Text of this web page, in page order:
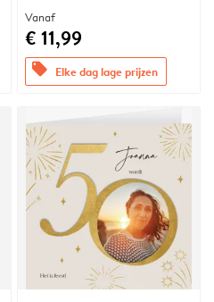
Vanaf
€ 11,99
offers Elke dag lage prijzen